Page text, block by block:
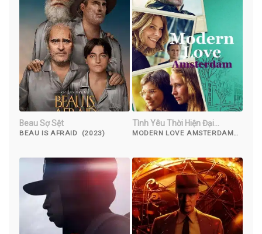
Beau Sợ Sệt
BEAU IS AFRAID (2023)
Tình Yêu Thời Hiện Đại
Amsterdam
MODERN LOVE AMSTERDAM